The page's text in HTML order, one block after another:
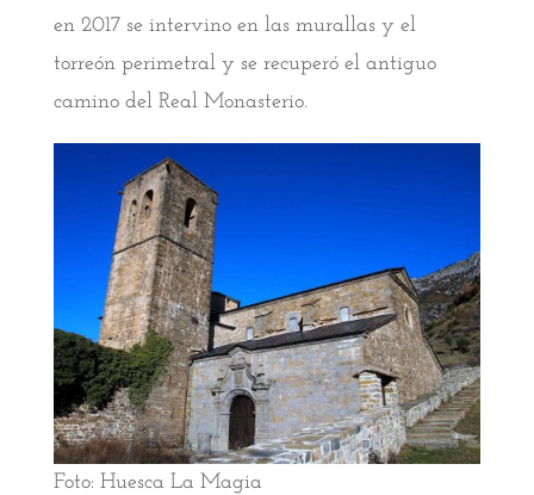
en 2017 se intervino en las murallas y el
torreón perimetral y se recuperó el antiguo
camino del Real Monasterio.
Foto: Huesca La Magia